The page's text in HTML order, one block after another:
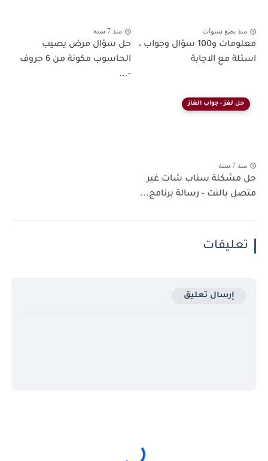
منذ بضع سنوات
معلومات و100 سؤال وجواب ،
اسئلة مع الاجابة
منذ 7 سنة
حل سؤال مرض يصيب
الحاسوب مكونة من 6 حروف
-...
حل لغز - جواب الغاز
منذ 7 سنة
حل مشكلة سناب شات غير
متصل بالنت - رسالة برنامج...
تعليقات
إرسال تعليق